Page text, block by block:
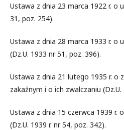
Ustawa z dnia 23 marca 1922 r. o
31, poz. 254).
Ustawa z dnia 28 marca 1933 r. o
(Dz.U. 1933 nr 51, poz. 396).
Ustawa z dnia 21 lutego 1935 r. o
zakaźnym i o ich zwalczaniu
Ustawa z dnia 15 czerwca 1939 r.
(Dz.U. 1939 r. nr 54, poz. 342).